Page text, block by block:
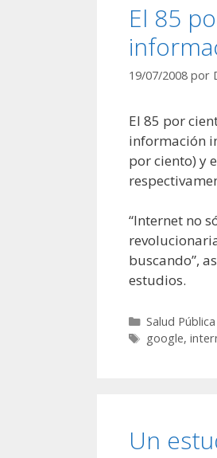
El 85
19/07/2008 por
El 85 por
información
por ciento) y
“Internet no
buscando”,
estudios.
Categorías
Salud Pública
Etiquetas
google,
Un